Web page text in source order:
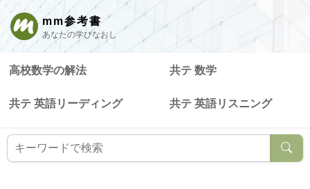
mm参考書
あなたの学びなおし
高校数学の解法 共テ 数学
共テ 英語リーディング 共テ 英語リスニング